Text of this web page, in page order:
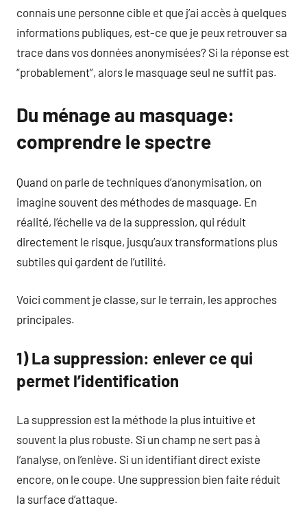
connais une personne cible et que j’ai accès à quelques
informations publiques, est-ce que je peux retrouver sa
trace dans vos données anonymisées? Si la réponse est
“probablement”, alors le masquage seul ne suffit pas.
Du ménage au masquage:
comprendre le spectre
Quand on parle de techniques d’anonymisation, on
imagine souvent des méthodes de masquage. En
réalité, l’échelle va de la suppression, qui réduit
directement le risque, jusqu’aux transformations plus
subtiles qui gardent de l’utilité.
Voici comment je classe, sur le terrain, les approches
principales.
1) La suppression: enlever ce qui
permet l’identification
La suppression est la méthode la plus intuitive et
souvent la plus robuste. Si un champ ne sert pas à
l’analyse, on l’enlève. Si un identifiant direct existe
encore, on le coupe. Une suppression bien faite réduit
la surface d’attaque.